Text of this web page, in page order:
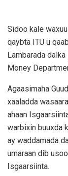
Sidoo kale
qaybta ITU u
Lambarada
Money
Agaasimaha
xaaladda
ahaan
warbixin buuxda
ay waddamada
umaraan dib
Isgaarsiinta.